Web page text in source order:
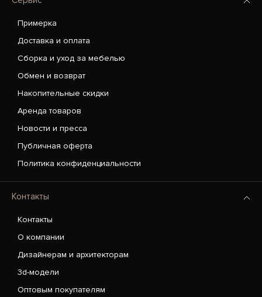
Примерка
Доставка и оплата
Сборка и уход за мебелью
Обмен и возврат
Накопительные скидки
Аренда товаров
Новости и пресса
Публичная оферта
Политика конфиденциальности
Контакты
Контакты
О компании
Дизайнерам и архитекторам
3d-модели
Оптовым покупателям